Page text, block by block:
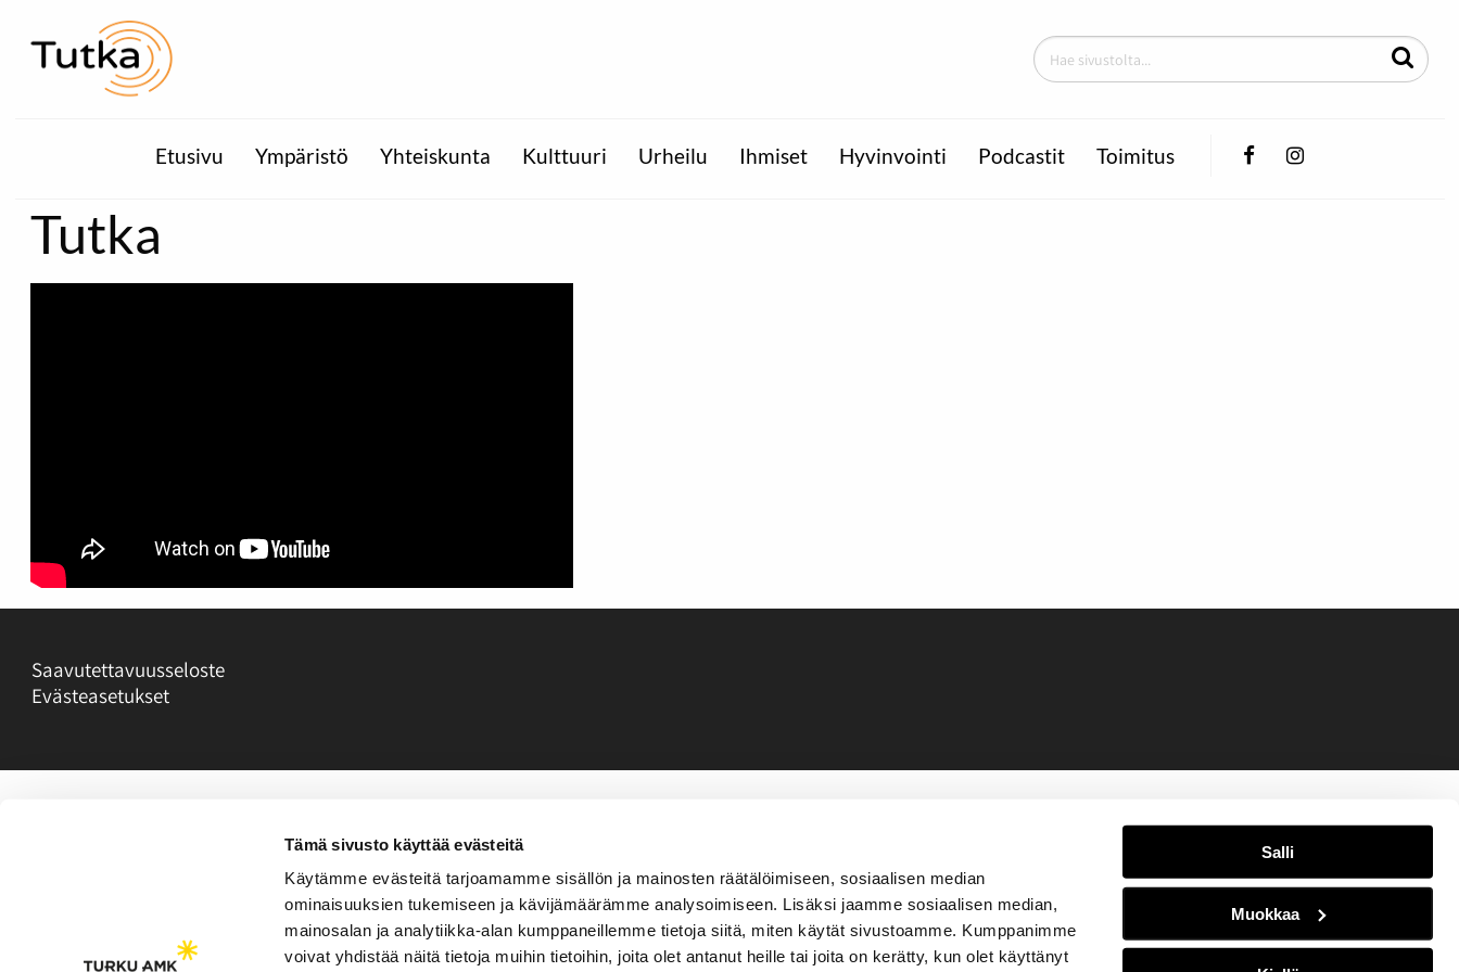
Tämä sivusto käyttää evästeitä
Käytämme evästeitä tarjoamamme sisällön ja mainosten räätälöimiseen, sosiaalisen median
ominaisuuksien tukemiseen ja kävijämäärämme analysoimiseen. Lisäksi jaamme sosiaalisen median,
mainosalan ja analytiikka-alan kumppaneillemme tietoja siitä, miten käytät sivustoamme. Kumppanimme
voivat yhdistää näitä tietoja muihin tietoihin, joita olet antanut heille tai joita on kerätty, kun olet käyttänyt
Salli
Muokkaa
Etusivu Ympäristö Yhteiskunta Kulttuuri Urheilu Ihmiset Hyvinvointi Podcastit Toimitus FacebookInstagram
Tutka
Saavutettavuusseloste
Evästeasetukset